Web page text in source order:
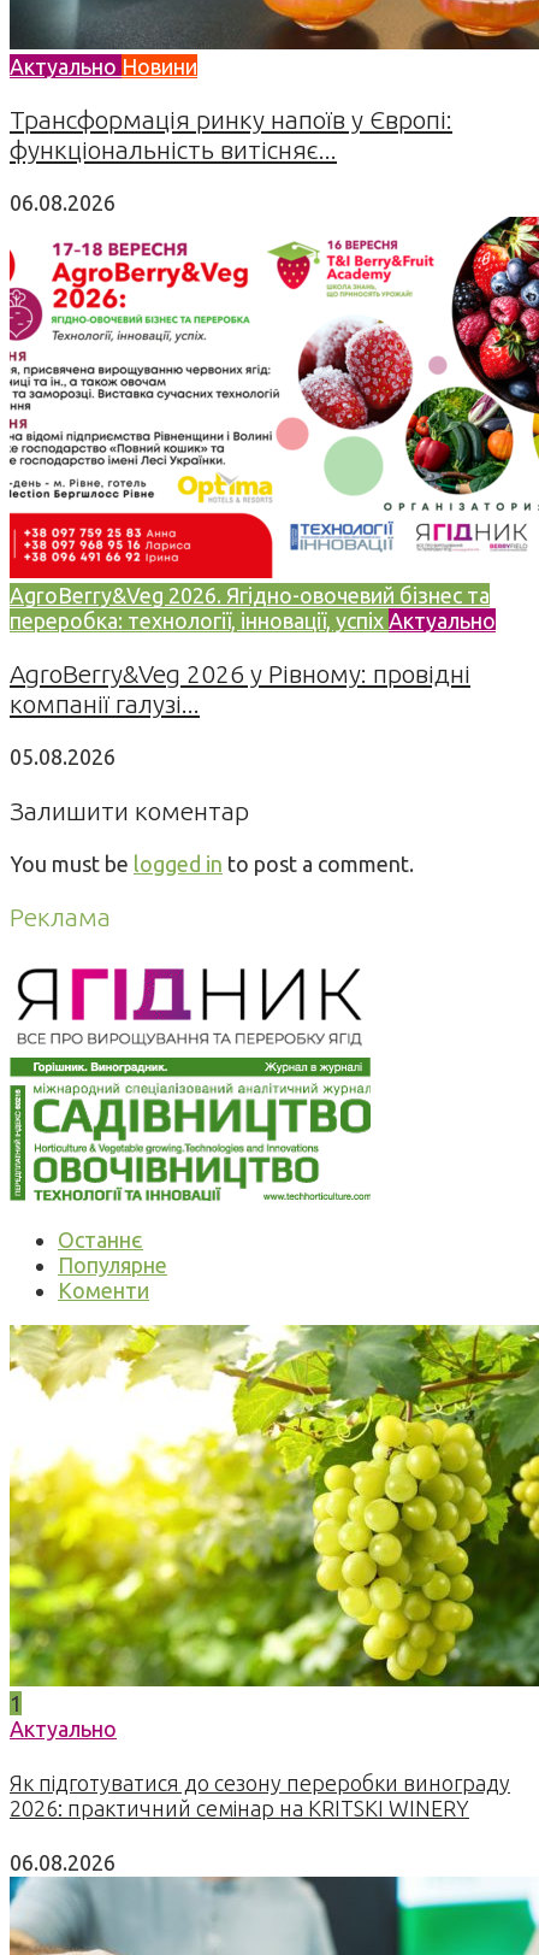
Актуально Новини
Трансформація ринку напоїв у Європі:
функціональність витісняє...
06.08.2026
AgroBerry&Veg 2026. Ягідно-овочевий бізнес та
переробка: технології, інновації, успіх Актуально
AgroBerry&Veg 2026 у Рівному: провідні
компанії галузі...
05.08.2026
Залишити коментар
You must be logged in to post a comment.
Реклама
Останнє
Популярне
Коменти
1
Актуально
Як підготуватися до сезону переробки винограду
2026: практичний семінар на KRITSKI WINERY
06.08.2026